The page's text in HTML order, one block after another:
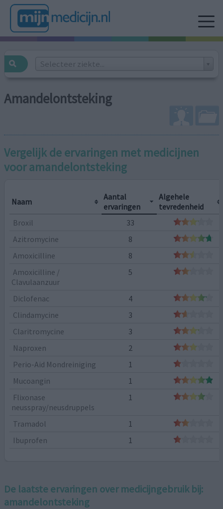
Selecteer ziekte...
Amandelontsteking
Vergelijk de ervaringen met medicijnen
vooramandelontsteking
Naam
Aantal
ervaringen
Algehele
tevredenheid
Broxil
33
Azitromycine
8
Amoxicilline
8
Amoxicilline /
Clavulaanzuur
5
Diclofenac
4
Clindamycine
3
Claritromycine
3
Naproxen
2
Perio-Aid Mondreiniging
1
Mucoangin
1
Flixonase
neusspray/neusdruppels
1
Tramadol
1
Ibuprofen
1
De laatste ervaringen over medicijngebruik bij:
amandelontsteking